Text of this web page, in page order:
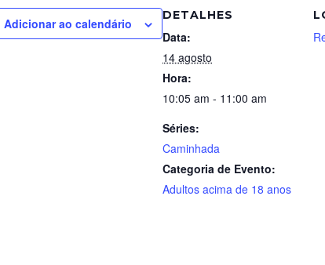
Adicionar ao calendário
DETALHES
Data:
14 agosto
Hora:
10:05 am - 11:00 am
Séries:
Caminhada
Categoria de Evento:
Adultos acima de 18 anos